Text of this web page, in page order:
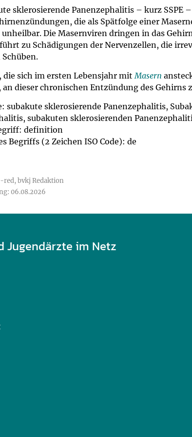
Impfsicherheit
Häufige Fragen
Vorsorge- und Impferinnerung
Notdienste
Empfehlungen zum
Hörlexikon
Entwicklungskalender
Broschüren und Informationsflyer
U0-Vorsorge
sklerosierende Panenzephalitis – kurz SSPE
die als Spätfolge einer
unheilbar. Die Masernviren dringen in das
zu Schädigungen der Nervenzellen, die
die sich im ersten Lebensjahr mitMasern
an dieser chronischen Entzündung des Gehirns
subakute sklerosierende Panenzephalitis,
subakuten sklerosierenden
definition
Begriffs (2 Zeichen ISO Code): de
bvkj Redaktion
06.08.2026
Jugendärzte im Netz